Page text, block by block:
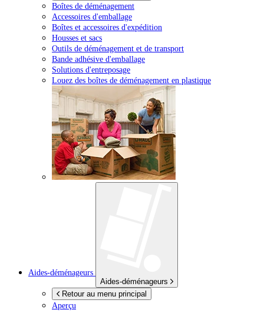
Boîtes de déménagement
Accessoires d'emballage
Boîtes et accessoires d'expédition
Housses et sacs
Outils de déménagement et de transport
Bande adhésive d'emballage
Solutions d'entreposage
Louez des boîtes de déménagement en plastique
Aides-déménageurs
Aides-déménageurs
Retour au menu principal
Aperçu